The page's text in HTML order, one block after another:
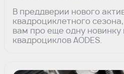
В преддверии нового
квадроциклетного
вам про еще одну новинку
квадроциклов AODES.